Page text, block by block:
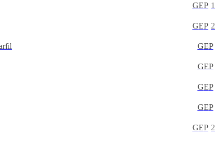
GEP 1
GEP 2
GEP
GEP
GEP
GEP
GEP 2